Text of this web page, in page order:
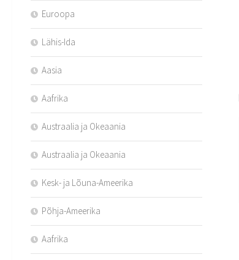
Euroopa
Lähis-Ida
Aasia
Aafrika
Austraalia ja Okeaania
Austraalia ja Okeaania
Kesk- ja Lõuna-Ameerika
Põhja-Ameerika
Aafrika